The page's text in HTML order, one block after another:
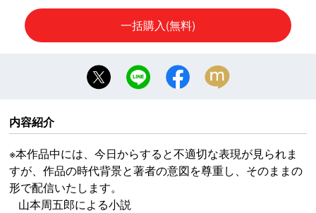
一括購入(無料)
内容紹介
※本作品中には、今日からすると不適切な表現が見られま
すが、作品の時代背景と著者の意図を尊重し、そのままの
形で配信いたします。
山本周五郎による小説